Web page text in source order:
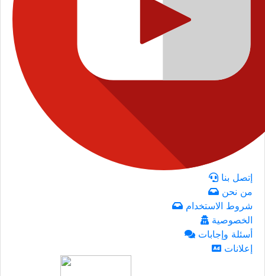
إتصل بنا
من نحن
شروط الاستخدام
الخصوصية
أسئلة وإجابات
إعلانات